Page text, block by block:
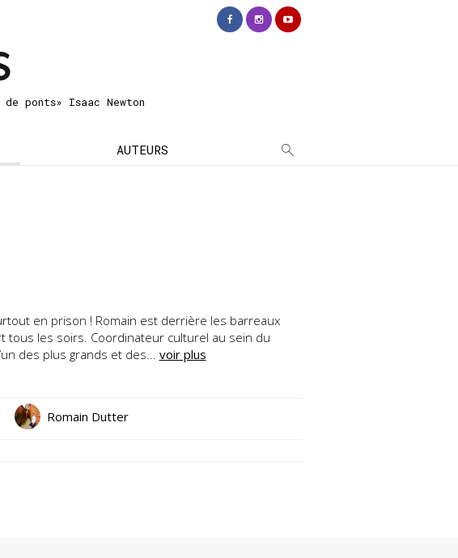
ponts» Isaac Newton
AUTEURS
en prison ! Romain est derrière les barreaux
tous les soirs. Coordinateur culturel au sein du
des plus grands et des... voir plus
Romain Dutter